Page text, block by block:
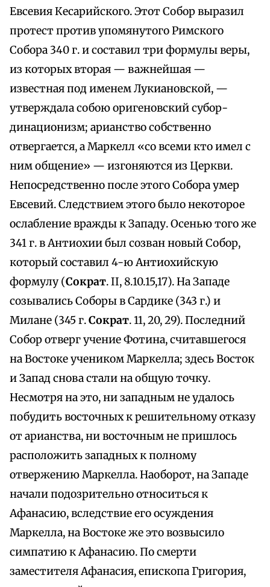
Евсевия Кесарийского. Этот Собор выразил
протест против упомянутого Римского
Собора 340 г. и составил три формулы веры,
из которых вторая — важнейшая —
известная под именем Лукиановской, —
утверждала собою оригеновский субор-
динационизм; арианство собственно
отвергается, а Маркелл «со всеми кто имел с
ним общение» — изгоняются из Церкви.
Непосредственно после этого Собора умер
Евсевий. Следствием этого было некоторое
ослабление вражды к Западу. Осенью того же
341 г. в Антиохии был созван новый Собор,
который составил 4-ю Антиохийскую
формулу (Сократ. II, 8.10.15,17). На Западе
созывались Соборы в Сардике (343 г.) и
Милане (345 г.Сократ. 11, 20, 29). Последний
Собор отверг учение Фотина, считавшегося
на Востоке учеником Маркелла; здесь Восток
и Запад снова стали на общую точку.
Несмотря на это, ни западным не удалось
побудить восточных к решительному отказу
от арианства, ни восточным не пришлось
расположить западных к полному
отвержению Маркелла. Наоборот, на Западе
начали подозрительно относиться к
Афанасию, вследствие его осуждения
Маркелла, на Востоке же это возвысило
симпатию к Афанасию. По смерти
заместителя Афанасия, епископа Григория,